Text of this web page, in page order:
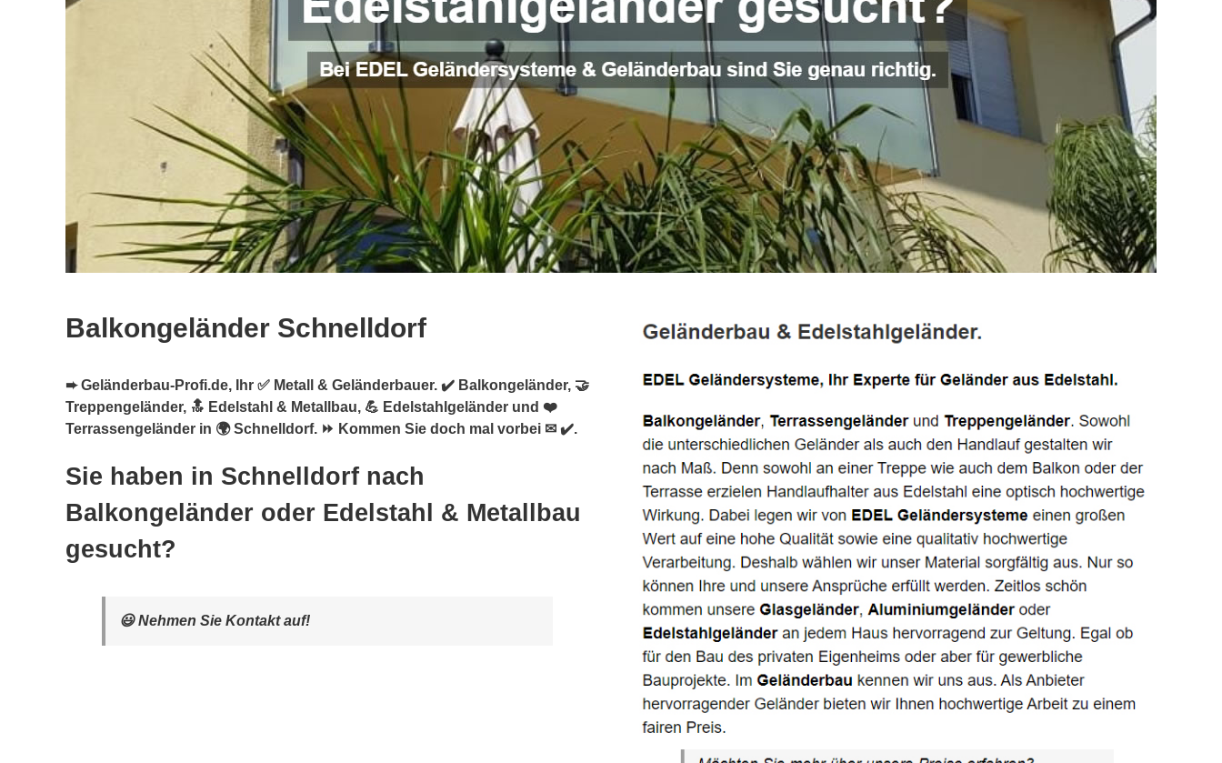
Balkongeländer Schnelldorf
➨ Geländerbau-Profi.de, Ihr ✅ Metall & Geländerbauer. ✔️ Balkongeländer, 🤝
Treppengeländer, 🔝 Edelstahl & Metallbau, 💪 Edelstahlgeländer und ❤️
Terrassengeländer in 🌍 Schnelldorf. ⏩ Kommen Sie doch mal vorbei ✉ ✔️.
Sie haben in Schnelldorf nach
Balkongeländer oder Edelstahl & Metallbau
gesucht?
😃 Nehmen Sie Kontakt auf!